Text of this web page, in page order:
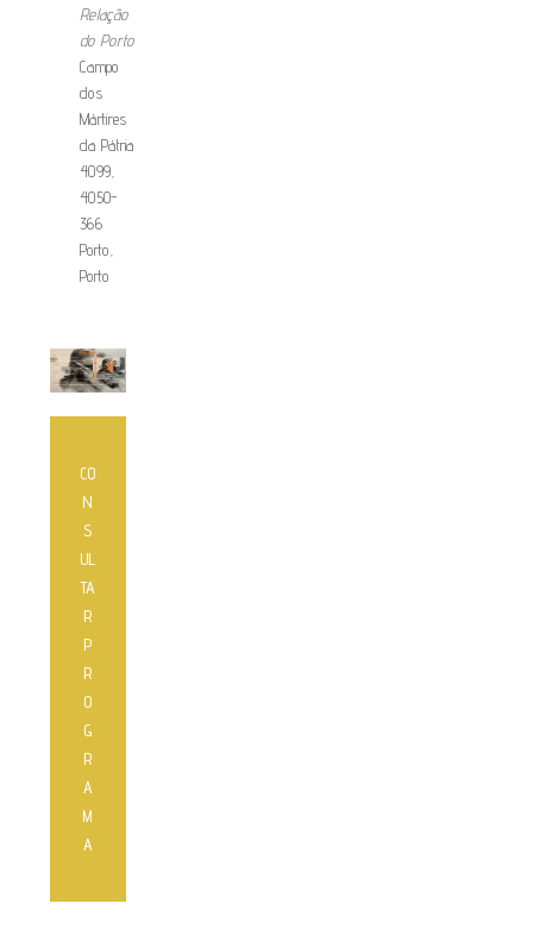
Relação
do Porto
Campo
dos
Mártires
da Pátria
4099,
4050-
366
Porto,
Porto
CO
N
S
UL
TA
R
P
R
O
G
R
A
M
A